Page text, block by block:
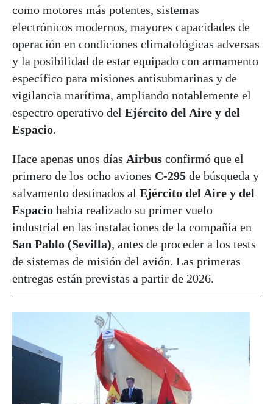
como motores más potentes, sistemas
electrónicos modernos, mayores capacidades de
operación en condiciones climatológicas adversas
y la posibilidad de estar equipado con armamento
específico para misiones antisubmarinas y de
vigilancia marítima, ampliando notablemente el
espectro operativo del Ejército del Aire y del
Espacio.
Hace apenas unos días Airbus confirmó que el
primero de los ocho aviones C-295 de búsqueda y
salvamento destinados al Ejército del Aire y del
Espacio había realizado su primer vuelo
industrial en las instalaciones de la compañía en
San Pablo (Sevilla), antes de proceder a los tests
de sistemas de misión del avión. Las primeras
entregas están previstas a partir de 2026.